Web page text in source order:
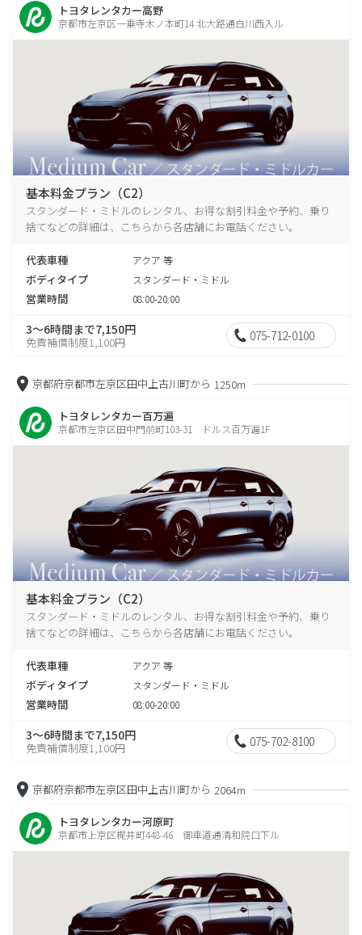
トヨタレンタカー高野
京都市左京区一乗寺木ノ本町14 北大路通白川西入ル
基本料金プラン（C2）
スタンダード・ミドルのレンタル、お得な割引料金や予約、乗り
捨てなどの詳細は、こちらから各店舗にお電話ください。
代表車種 アクア 等
ボディタイプ スタンダード・ミドル
営業時間 08:00-20:00
3～6時間まで7,150円
免責補償制度1,100円 075-712-0100
京都府京都市左京区田中上古川町から 1250m
トヨタレンタカー百万遍
京都市左京区田中門前町103-31 ドルス百万遍1F
基本料金プラン（C2）
スタンダード・ミドルのレンタル、お得な割引料金や予約、乗り
捨てなどの詳細は、こちらから各店舗にお電話ください。
代表車種 アクア 等
ボディタイプ スタンダード・ミドル
営業時間 08:00-20:00
3～6時間まで7,150円
免責補償制度1,100円 075-702-8100
京都府京都市左京区田中上古川町から 2064m
トヨタレンタカー河原町
京都市上京区梶井町448-46 御車道通清和院口下ル